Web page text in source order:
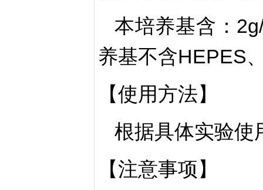
本培养基含：
养基不含HEPES
【使用方法】
根据具体实验使
【注意事项】